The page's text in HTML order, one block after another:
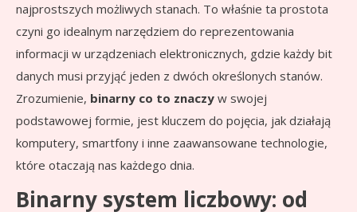
najprostszych możliwych stanach. To właśnie ta prostota
czyni go idealnym narzędziem do reprezentowania
informacji w urządzeniach elektronicznych, gdzie każdy bit
danych musi przyjąć jeden z dwóch określonych stanów.
Zrozumienie, binarny co to znaczy w swojej
podstawowej formie, jest kluczem do pojęcia, jak działają
komputery, smartfony i inne zaawansowane technologie,
które otaczają nas każdego dnia.
Binarny system liczbowy: od